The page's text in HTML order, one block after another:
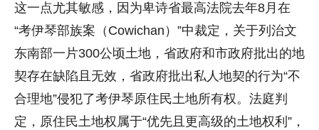
这一点尤其敏感，因为卑诗省最高法院去年8月在
“考伊琴部族案（Cowichan）”中裁定，关于列治文
东南部一片300公顷土地，省政府和市政府批出的地
契存在缺陷且无效，省政府批出私人地契的行为“不
合理地”侵犯了考伊琴原住民土地所有权。法庭判
定，原住民土地权属于“优先且更高级的土地权利”，